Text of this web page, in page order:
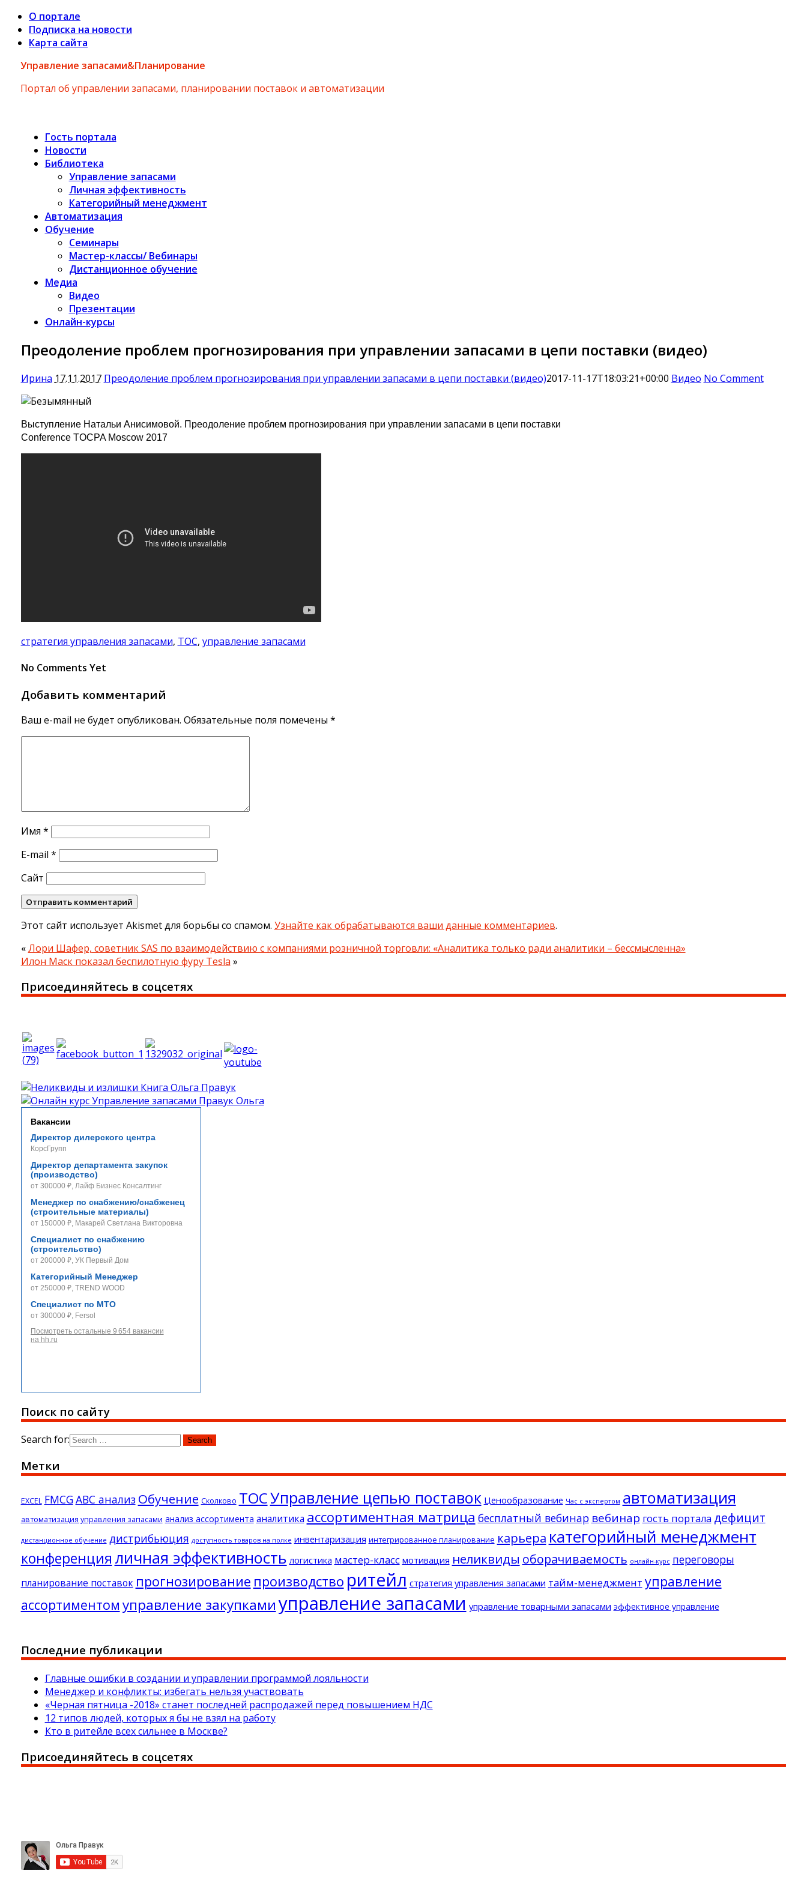
О портале
Подписка на новости
Карта сайта
Управление запасами&Планирование
Портал об управлении запасами, планировании поставок и автоматизации
Гость портала
Новости
Библиотека
Управление запасами
Личная эффективность
Категорийный менеджмент
Автоматизация
Обучение
Семинары
Мастер-классы/ Вебинары
Дистанционное обучение
Медиа
Видео
Презентации
Онлайн-курсы
Преодоление проблем прогнозирования при управлении запасами в цепи поставки (видео)
Ирина 17.11.2017 Преодоление проблем прогнозирования при управлении запасами в цепи поставки (видео)2017-11-17T18:03:21+00:00 Видео No Comment
Выступление Натальи Анисимовой. Преодоление проблем прогнозирования при управлении запасами в цепи поставки
Conference TOCPA Moscow 2017
стратегия управления запасами, ТОС, управление запасами
No Comments Yet
Добавить комментарий
Ваш e-mail не будет опубликован. Обязательные поля помечены *
Имя *
E-mail *
Сайт
Этот сайт использует Akismet для борьбы со спамом. Узнайте как обрабатываются ваши данные комментариев.
«Лори Шафер, советник SAS по взаимодействию с компаниями розничной торговли: «Аналитика только ради аналитики – бессмысленна»
Илон Маск показал беспилотную фуру Tesla »
Присоединяйтесь в соцсетях
Вакансии
Директор дилерского центра
КорсГрупп
Директор департамента закупок
(производство)
от 300000 ₽, Лайф Бизнес Консалтинг
Менеджер по снабжению/снабженец
(строительные материалы)
от 150000 ₽, Макарей Светлана Викторовна
Специалист по снабжению
(строительство)
от 200000 ₽, УК Первый Дом
Категорийный Менеджер
от 250000 ₽, TREND WOOD
Специалист по МТО
от 300000 ₽, Fersol
Посмотреть остальные 9 654 вакансии
на hh.ru
Поиск по сайту
Search for:
Метки
EXCEL FMCGАВС анализ Обучение Сколково ТОСУправление цепью поставок Ценообразование Час с экспертом автоматизация
автоматизация управления запасами анализ ассортимента аналитика ассортиментная матрица бесплатный вебинар вебинар гость портала дефицит
дистанционное обучение дистрибьюция доступность товаров на полке инвентаризация интегрированное планирование карьера категорийный менеджмент
конференция личная эффективность логистика мастер-класс мотивация неликвиды оборачиваемость онлайн-курс переговоры
планирование поставок прогнозирование производство ритейл стратегия управления запасами тайм-менеджмент управление
ассортиментом управление закупкамиуправление запасами управление товарными запасами эффективное управление
Последние публикации
Главные ошибки в создании и управлении программой лояльности
Менеджер и конфликты: избегать нельзя участвовать
«Черная пятница -2018» станет последней распродажей перед повышением НДС
12 типов людей, которых я бы не взял на работу
Кто в ритейле всех сильнее в Москве?
Присоединяйтесь в соцсетях